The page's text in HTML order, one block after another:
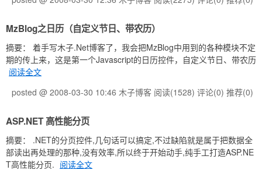
MzBlog之日历（自定义节日、带农历）
摘要： 着手写木子.Net博客了，我会把MzBlog中用到的各种模块不定
期的传上来，这是第一个Javascript的日历控件，自定义节日、带农历
阅读全文
posted @ 2008-03-30 10:46 木子博客 阅读(1528) 评论(0) 推荐(0)
ASP.NET 高性能分页
摘要： .NET的分页控件,几句话可以搞定,不过缺陷就是属于把数据全
部读出再处理的那种,没有效率,所以终于开始动手,纯手工打造ASP.NE
T高性能分页. 阅读全文